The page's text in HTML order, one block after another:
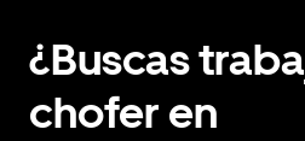
¿Buscas
chofer en